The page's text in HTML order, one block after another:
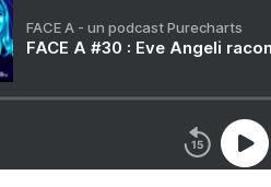
FACE A - un podcast Purecharts
FACE A #30 : Eve Angeli